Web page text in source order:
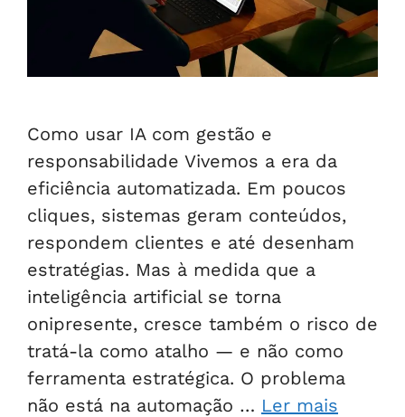
Como usar IA com gestão e
responsabilidade Vivemos a era da
eficiência automatizada. Em poucos
cliques, sistemas geram conteúdos,
respondem clientes e até desenham
estratégias. Mas à medida que a
inteligência artificial se torna
onipresente, cresce também o risco de
tratá-la como atalho — e não como
ferramenta estratégica. O problema
não está na automação … Ler mais